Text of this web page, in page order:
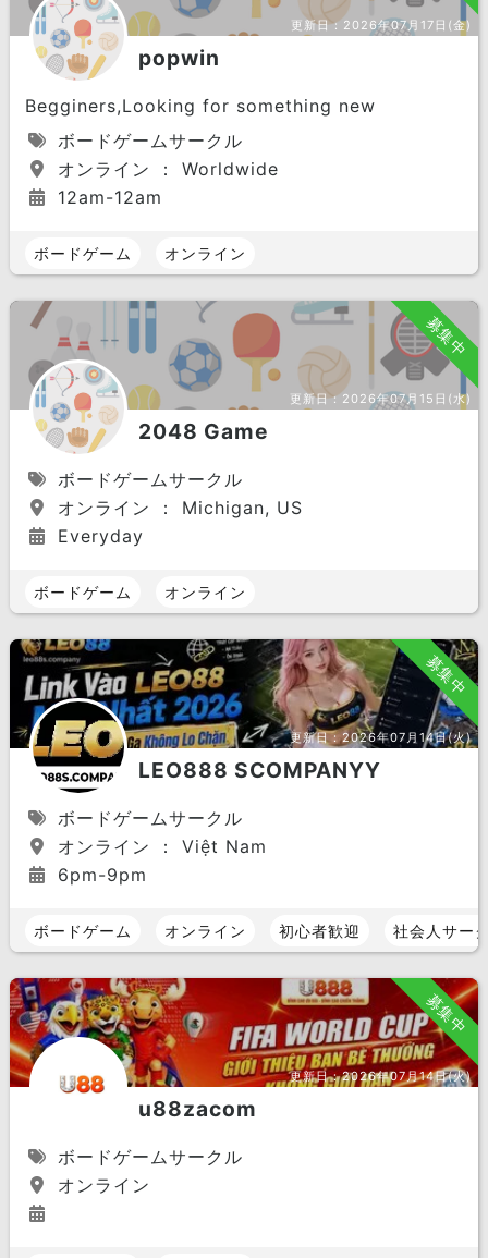
更新日： 2026年07月17日(金)
popwin
Begginers,Looking for something new
ボードゲームサークル
オンライン ： Worldwide
12am-12am
ボードゲーム オンライン
募集中
更新日： 2026年07月15日(水)
2048 Game
ボードゲームサークル
オンライン ： Michigan, US
Everyday
ボードゲーム オンライン
募集中
更新日：2026年07月14日(火)
LEO888 SCOMPANYY
ボードゲームサークル
オンライン ： Việt Nam
6pm-9pm
ボードゲーム オンライン 初心者歓迎 社会人サー
募集中
更新日：2026年07月14日(火)
u88zacom
ボードゲームサークル
オンライン